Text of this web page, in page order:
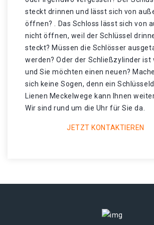
steckt drinnen und lässt sich von
öffnen? . Das Schloss lässt sich von
nicht öffnen, weil der Schlüssel
steckt? Müssen die Schlösser
werden? Oder der Schließzylinder ist
und Sie möchten einen neuen?
sich keine Sogen, denn ein
Lienen Meckelwege kann Ihnen
Wir sind rund um die Uhr für Sie da.
JETZT KONTAKTIEREN